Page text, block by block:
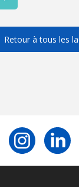
Retour à tous les